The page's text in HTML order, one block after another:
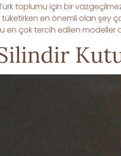
toplumu için bir
tüketirken en önemli olan şey
en çok tercih edilen modeller